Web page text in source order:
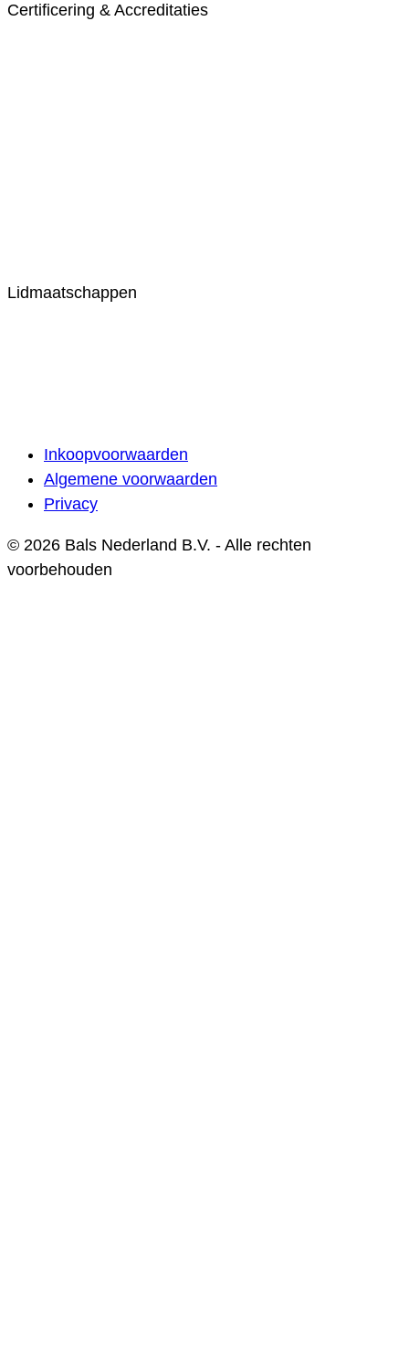
Certificering & Accreditaties
Lidmaatschappen
Inkoopvoorwaarden
Algemene voorwaarden
Privacy
© 2026 Bals Nederland B.V. - Alle rechten
voorbehouden